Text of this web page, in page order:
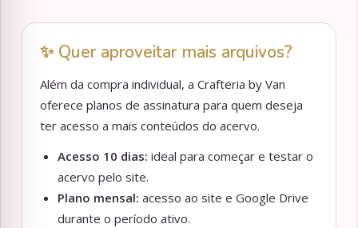
✨ Quer aproveitar mais arquivos?
Além da compra individual, a Crafteria by Van
oferece planos de assinatura para quem deseja
ter acesso a mais conteúdos do acervo.
Acesso 10 dias: ideal para começar e testar o
acervo pelo site.
Plano mensal: acesso ao site e Google Drive
durante o período ativo.